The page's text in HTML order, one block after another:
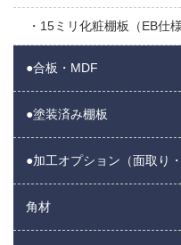
15ミリ化粧棚板（EB仕
●合板・MDF
●塗装済み棚板
●加工オプション（面取り
角材